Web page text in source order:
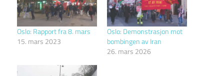
Oslo: Rapport fra 8. mars
15. mars 2023
Oslo: Demonstrasjon mot
bombingen av Iran
26. mars 2026